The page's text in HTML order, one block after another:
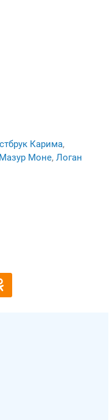
Карима,
Мазур Моне, Логан